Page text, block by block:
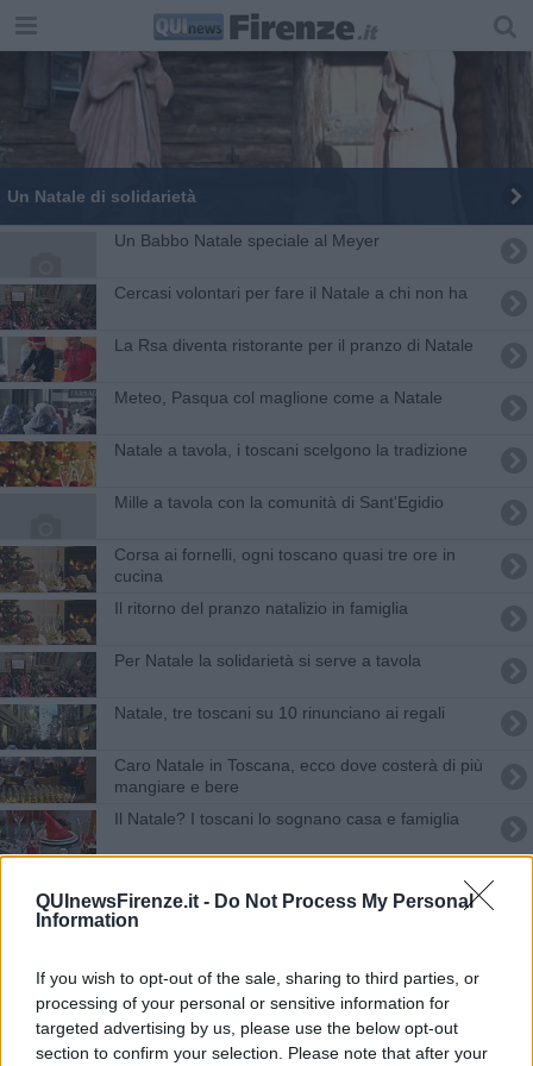
QUInewsFirenze.it - Do Not Process My Personal
Information
If you wish to opt-out of the sale, sharing to third parties, or
processing of your personal or sensitive information for
targeted advertising by us, please use the below opt-out
section to confirm your selection. Please note that after your
Un Natale di solidarietà
Un Babbo Natale speciale al Meyer
Cercasi volontari per fare il Natale a chi non ha
La Rsa diventa ristorante per il pranzo di Natale
Meteo, Pasqua col maglione come a Natale
Natale a tavola, i toscani scelgono la tradizione
Mille a tavola con la comunità di Sant'Egidio
Corsa ai fornelli, ogni toscano quasi tre ore in
cucina
Il ritorno del pranzo natalizio in famiglia
Per Natale la solidarietà si serve a tavola
Natale, tre toscani su 10 rinunciano ai regali
Caro Natale in Toscana, ecco dove costerà di più
mangiare e bere
Il Natale? I toscani lo sognano casa e famiglia
Pranzi e cenoni delle feste, i consigli dei medici
Natale in famiglia? Meglio al ristorante
Come si preparano gli italiani al Natale?